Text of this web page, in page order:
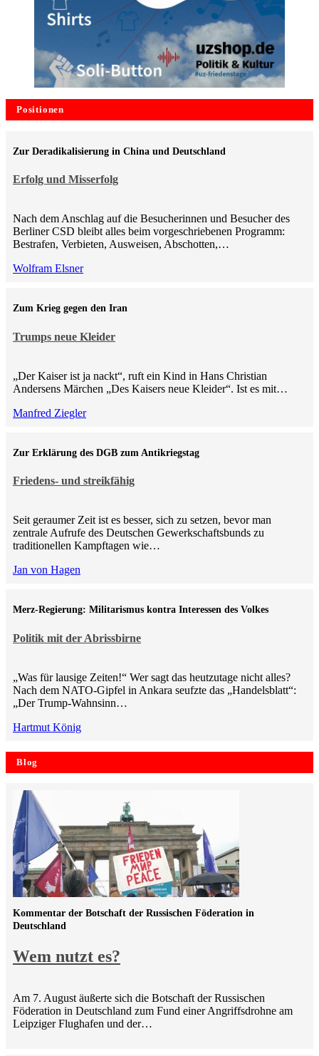
Positionen
Erfolg und Misserfolg
Zur Deradikalisierung in China und Deutschland
Nach dem Anschlag auf die Besucherinnen und Besucher des
Berliner CSD bleibt alles beim vorgeschriebenen Programm:
Bestrafen, Verbieten, Ausweisen, Abschotten,…
Wolfram Elsner
Trumps neue Kleider
Zum Krieg gegen den Iran
„Der Kaiser ist ja nackt“, ruft ein Kind in Hans Christian
Andersens Märchen „Des Kaisers neue Kleider“. Ist es mit…
Manfred Ziegler
Friedens- und streikfähig
Zur Erklärung des DGB zum Antikriegstag
Seit geraumer Zeit ist es besser, sich zu setzen, bevor man
zentrale Aufrufe des Deutschen Gewerkschaftsbunds zu
traditionellen Kampftagen wie…
Jan von Hagen
Politik mit der Abrissbirne
Merz-Regierung: Militarismus kontra Inte­ressen des Volkes
„Was für lausige Zeiten!“ Wer sagt das heutzutage nicht alles?
Nach dem NATO-Gipfel in Ankara seufzte das „Handelsblatt“:
„Der Trump-Wahnsinn…
Hartmut König
Blog
Wem nutzt es?
Kommentar der Botschaft der Russischen Föderation in
Deutschland
Am 7. August äußerte sich die Botschaft der Russischen
Föderation in Deutschland zum Fund einer Angriffsdrohne am
Leipziger Flughafen und der…